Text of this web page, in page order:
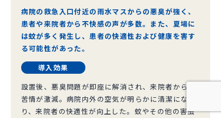
病院の救急入口付近の雨水マスからの悪臭が強く、
患者や来院者から不快感の声が多数。また、夏場に
は蚊が多く発生し、患者の快適性および健康を害す
る可能性があった。
導入効果
設置後、悪臭問題が即座に解消され、来院者からの
苦情が激減。病院内外の空気が明らかに清潔にな
り、来院者の快適性が向上した。蚊やその他の害虫